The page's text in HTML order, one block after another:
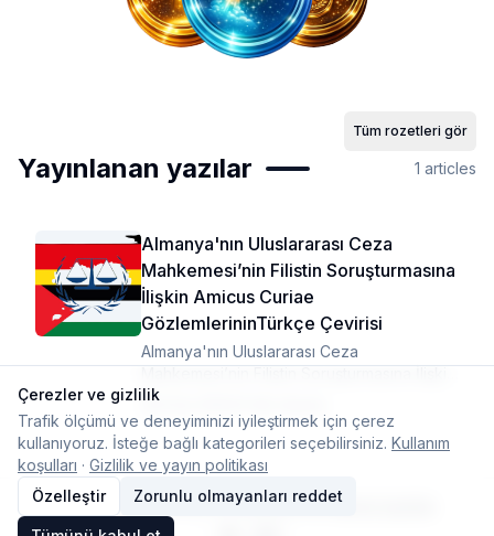
Tüm rozetleri gör
Yayınlanan yazılar 1 articles
Almanya'nın Uluslararası Ceza
Mahkemesi’nin Filistin Soruşturmasına
İlişkin Amicus Curiae
GözlemlerininTürkçe Çevirisi
Almanya'nın Uluslararası Ceza
Amicus Curiae Gözlemlerinin Türkçe
Çevirisi
3 Ara 2024
© 2026 TypelishAna SayfaEkipİletişimÇerez ayarları
Çerezler ve gizlilik
Trafik ölçümü ve deneyiminizi iyileştirmek için çerez
kullanıyoruz. İsteğe bağlı kategorileri seçebilirsiniz. Kullanım
koşulları · Gizlilik ve yayın politikası
Özelleştir
Zorunlu olmayanları reddet